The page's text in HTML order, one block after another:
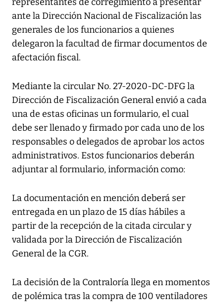
representantes de corregimiento a presentar
ante la Dirección Nacional de Fiscalizaciónlas
generales de los funcionarios a quienes
delegaron la facultad de firmar documentos de
afectación fiscal.
Mediante lacircular No. 27-2020-DC-DFGla
Dirección de Fiscalización General envió a cada
una de estas oficinas un formulario, el cual
debe ser llenado y firmado por cada uno de los
responsables o delegados de aprobar los actos
administrativos. Estos funcionarios deberán
adjuntar al formulario, información como:
La documentación en mención deberá ser
entregada en un plazo de 15 días hábiles a
partir de la recepción de la citada circular y
validada por la Dirección de Fiscalización
General de la CGR.
La decisión de la Contraloría llega en momentos
de polémica tras la compra de 100 ventiladores